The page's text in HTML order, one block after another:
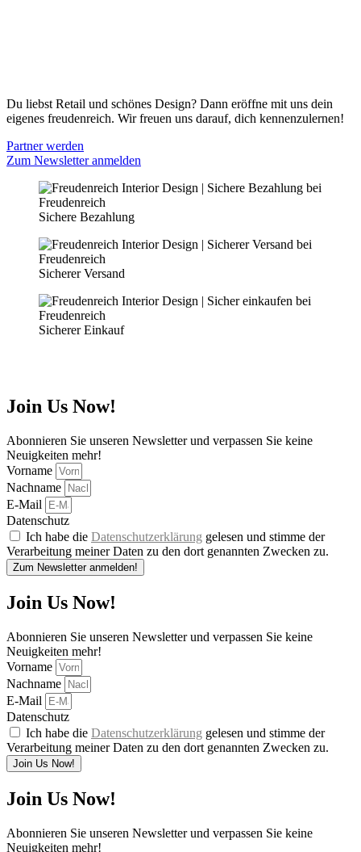
Du liebst Retail und schönes Design? Dann eröffne mit uns dein
eigenes freudenreich. Wir freuen uns darauf, dich kennenzulernen!
Partner werden
Zum Newsletter anmelden
Sichere Bezahlung
Sicherer Versand
Sicherer Einkauf
Join Us Now!
Abonnieren Sie unseren Newsletter und verpassen Sie keine
Neuigkeiten mehr!
Vorname
Nachname
E-Mail
Datenschutz
Ich habe die Datenschutzerklärung gelesen und stimme der
Verarbeitung meiner Daten zu den dort genannten Zwecken zu.
Zum Newsletter anmelden!
Join Us Now!
Abonnieren Sie unseren Newsletter und verpassen Sie keine
Neuigkeiten mehr!
Vorname
Nachname
E-Mail
Datenschutz
Ich habe die Datenschutzerklärung gelesen und stimme der
Verarbeitung meiner Daten zu den dort genannten Zwecken zu.
Join Us Now!
Join Us Now!
Abonnieren Sie unseren Newsletter und verpassen Sie keine
Neuigkeiten mehr!